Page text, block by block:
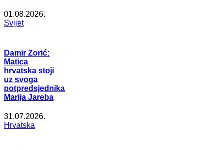
01.08.2026.
Svijet
Damir Zorić:
Matica
hrvatska stoji
uz svoga
potpredsjednika
Marija Jareba
31.07.2026.
Hrvatska